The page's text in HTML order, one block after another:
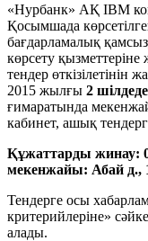
«Нурбанк» АҚ IBM
Қосымшада
бағдарламалық
көрсету
тендер өткiзілетінін
2015 жылғы 2 шілдеде
ғимаратында
кабинет, ашық
Құжаттарды жинау:
мекенжайы: Абай д.,
Тендерге осы
критерийлеріне»
алады.